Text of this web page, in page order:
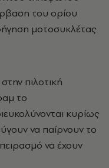
του ορίου
μοτοσυκλέτας
πιλοτική
το
κυρίως
να παίρνουν το
να έχουν